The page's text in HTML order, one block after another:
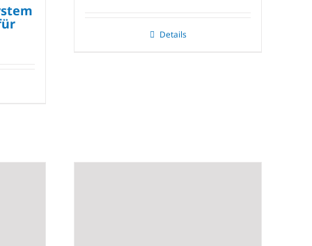
Details